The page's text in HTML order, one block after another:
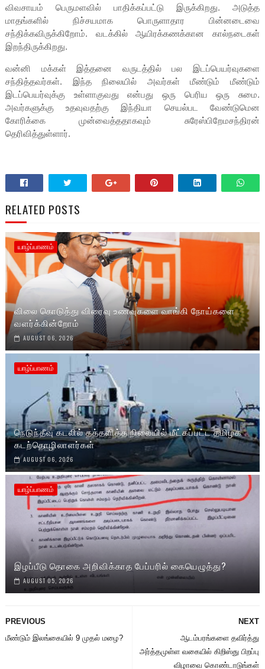
விவசாயம் பெருமளவில் பாதிக்கப்பட்டு இருக்கிறது. அடுத்த
மாதங்களில் நிச்சயமாக பொருளாதார பின்னடைவை
சந்திக்கவிருக்கிறோம். வடக்கில் ஆயிரக்கணக்கான கால்நடைகள்
இறந்திருக்கிறது.
வன்னி மக்கள் இத்தனை வருடத்தில் பல இடப்பெயர்வுகளை
சந்தித்தவர்கள். இந்த நிலையில் அவர்கள் மீண்டும் மீண்டும்
இடப்பெயர்வுக்கு உள்ளாகுவது என்பது ஒரு பெரிய ஒரு சுமை.
அவர்களுக்கு உதவுவதற்கு இந்தியா செயல்பட வேண்டுமென
கோரிக்கை முன்வைத்ததாகவும் சுரேஸ்பிறேமசந்திரன்
தெரிவித்துள்ளார்.
RELATED POSTS
யாழ்ப்பாணம்
விலை கொடுத்து விரைவு உணவுகளை வாங்கி நோய்களை
வளர்க்கின்றோம்
AUGUST 06, 2026
யாழ்ப்பாணம்
நெடுந்தீவு கடலில் தத்தளித்த நிலையில் மீட்கப்பட்ட தமிழக
கடற்தொழிலாளர்கள்
AUGUST 06, 2026
யாழ்ப்பாணம்
இழப்பீடு தொகை அறிவிக்காத பேப்பரில் கையெழுத்து?
AUGUST 05, 2026
NEXT
ஆடம்பரங்களை தவிர்த்து
அர்த்தமுள்ள வகையில் கிறிஸ்து பிறப்பு
விழாவை கொண்டாடுங்கள்
PREVIOUS
மீண்டும் இலங்கையில் 9 முதல் மழை?